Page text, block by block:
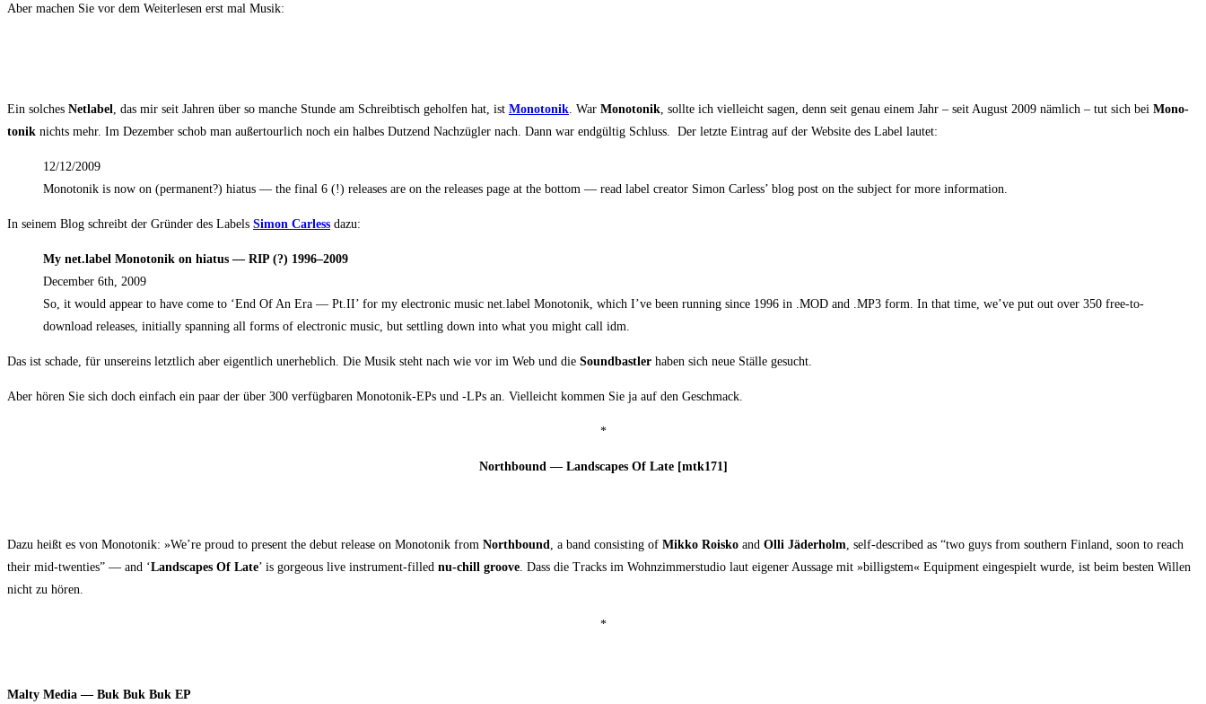
Aber machen Sie vor dem Wei­ter­le­sen erst mal Musik:
Ein sol­ches Net­la­bel , das mir seit Jah­ren über so man­che Stun­de am Schreib­tisch gehol­fen hat, ist Mono­to­nik . War Mono­to­nik , soll­te ich viel­leicht sagen, denn seit genau einem Jahr – seit August 2009 näm­lich – tut sich bei Mono­
to­nik nichts mehr. Im Dezem­ber schob man außer­tour­lich noch ein hal­bes Dut­zend Nach­züg­ler nach. Dann war end­gül­tig Schluss. Der letz­te Ein­trag auf der Web­site des Label lautet:
12/12/2009
Mono­to­nik is now on (per­ma­nent?) hia­tus — the final 6 (!) releases are on the releases page at the bot­tom — read label crea­tor Simon Carless’ blog post on the sub­ject for more information.
In sei­nem Blog schreibt der Grün­der des Labels Simon Carless dazu:
My net.label Mono­to­nik on hia­tus — RIP (?) 1996–2009
Decem­ber 6th, 2009
So, it would appear to have come to ‘End Of An Era — Pt.II’ for my elec­tro­nic music net.label Mono­to­nik, which I’ve been run­ning sin­ce 1996 in .MOD and .MP3 form. In that time, we’ve put out over 350 free-to-
down­load releases, initi­al­ly span­ning all forms of elec­tro­nic music, but sett­ling down into what you might call idm.
Das ist scha­de, für unser­eins letzt­lich aber eigent­lich uner­heb­lich. Die Musik steht nach wie vor im Web und die Sound­bast­ler haben sich neue Stäl­le gesucht.
Aber hören Sie sich doch ein­fach ein paar der über 300 ver­füg­ba­ren Mono­to­nik-EPs und ‑LPs an. Viel­leicht kom­men Sie ja auf den Geschmack.
*
North­bound — Land­scapes Of Late [mtk171]
Dazu heißt es von Mono­to­nik: »We’­re proud to pre­sent the debut release on Mono­to­nik from North­bound , a band con­sis­ting of Mik­ko Rois­ko and Olli Jäder­holm , self-descri­bed as “two guys from sou­thern Fin­land, soon to reach
their mid-twen­ties” — and ‘Land­scapes Of Late’ is gor­ge­ous live instru­ment-fil­led nu-chill groo­ve . Dass die Tracks im Wohn­zim­mer­stu­dio laut eige­ner Aus­sa­ge mit »bil­ligs­tem« Equip­ment ein­ge­spielt wur­de, ist beim bes­ten Wil­len
nicht zu hören.
*
Mal­ty Media — Buk Buk Buk EP